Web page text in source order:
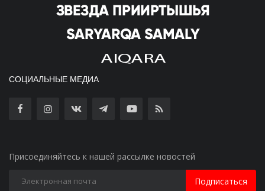
СОЦИАЛЬНЫЕ МЕДИА
Присоединяйтесь к нашей рассылке новостей
Подписаться